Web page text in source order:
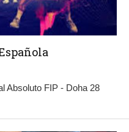
Absoluto FIP - Doha 28